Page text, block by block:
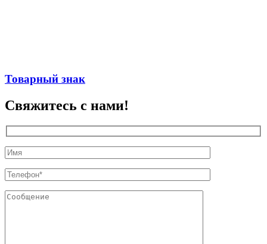
Товарный знак
Свяжитесь с нами!